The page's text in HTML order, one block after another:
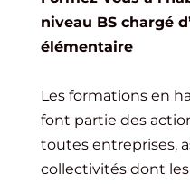
niveau BS chargé
élémentaire
Les formations en
font partie des
toutes entreprises,
collectivités dont